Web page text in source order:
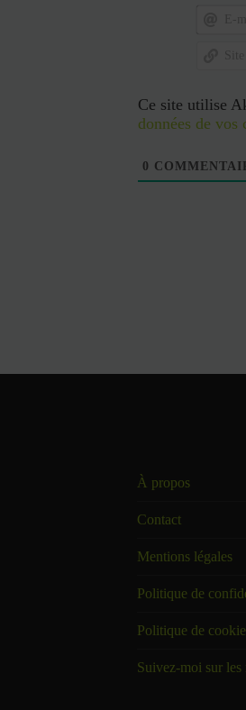
web
Ce site utilise
données de vos
0
À propos
Contact
Mentions légales
Politique de
Politique de
Suivez-moi sur les